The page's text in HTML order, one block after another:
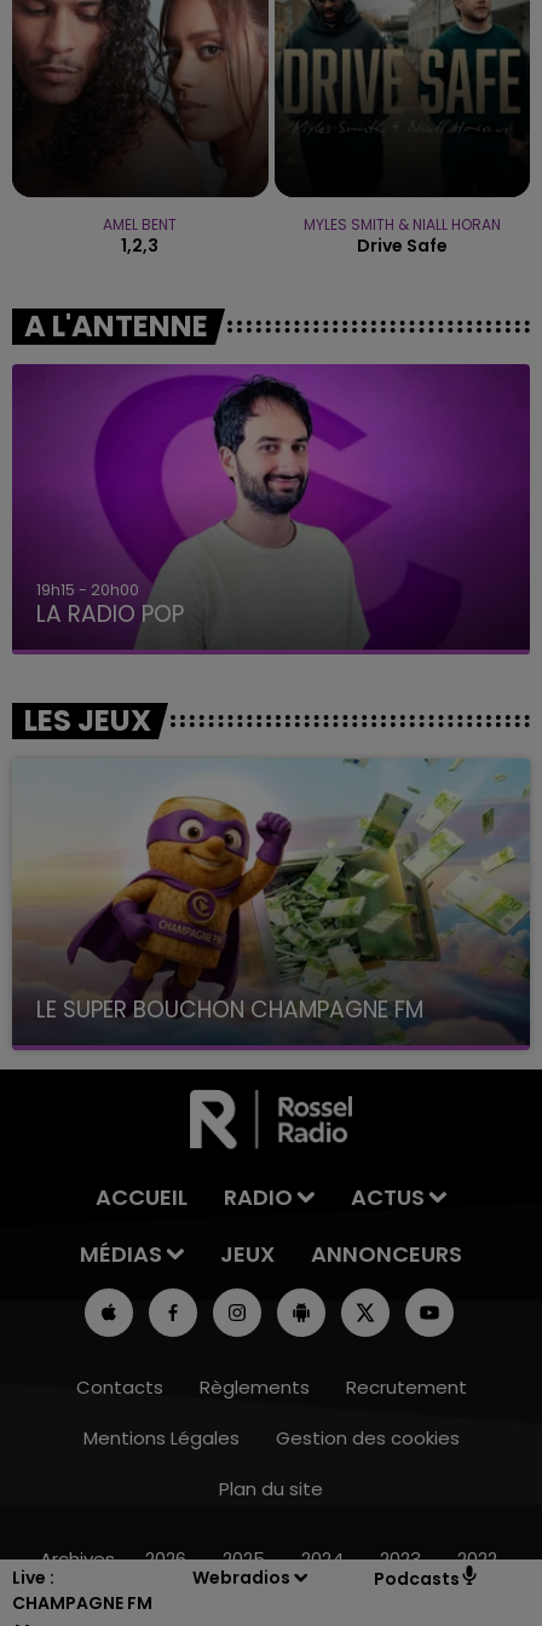
Live :
CHAMPAGNE FM
Webradios Podcasts
19h00 - 19h15
AMEL BENT
1,2,3
MYLES SMITH & NIALL HORAN
Drive Safe
A L'ANTENNE
19h15 - 20h00
LA RADIO POP
LES JEUX
LE SUPER BOUCHON CHAMPAGNE FM
avec La Famille Champagne FM, à 8H10
ACCUEIL RADIO
ACTUS
MÉDIAS
JEUX ANNONCEURS
Contacts Règlements
Recrutement
Mentions Légales
Gestion des cookies
Plan du site
Archives 2026 2025 2024 2023 2022